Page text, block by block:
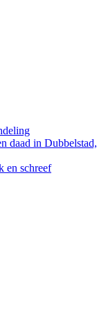
daad in Dubbelstad,
en schreef